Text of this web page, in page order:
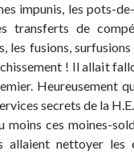
impunis, les pots-
transferts de
les fusions,
! Il allait
Heureusement
secrets de la
moins ces moines-
nettoyer les